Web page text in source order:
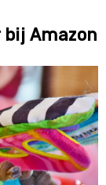
Amazon